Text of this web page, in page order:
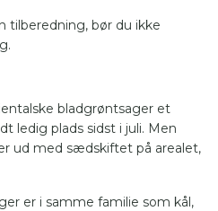
tilberedning, bør du ikke
bladgrøntsager et
ledig plads sidst i juli. Men
ud med sædskiftet på arealet,
er i samme familie som kål,